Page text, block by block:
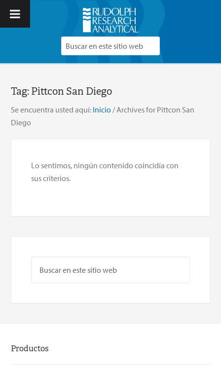
Tag:Pittcon San Diego
Se encuentra usted aquí: Inicio /Archives for Pittcon San
Diego
Lo sentimos, ningún contenido coincidía con
sus criterios.
Productos